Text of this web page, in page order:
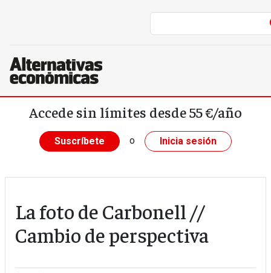
Pasar al contenido principal
Accede sin límites desde 55 €/año
Suscríbete o Inicia sesión
La foto de Carbonell //
Cambio de perspectiva